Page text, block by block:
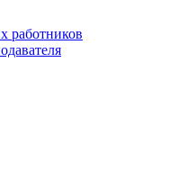
работников